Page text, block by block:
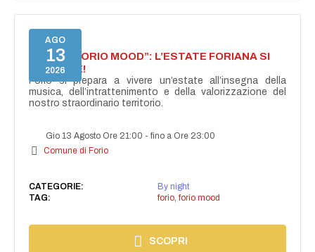
AGO
13
2026
NASCE “FORIO MOOD”: L’ESTATE FORIANA SI
ACCENDE!
Forio si prepara a vivere un’estate all’insegna della
musica, dell’intrattenimento e della valorizzazione del
nostro straordinario territorio.
Gio 13 Agosto Ore 21:00 -fino a Ore 23:00
Comune di Forio
CATEGORIE:
By night
TAG:
forio, forio mood
SCOPRI